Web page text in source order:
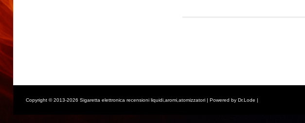
Copyright © 2013-2026 Sigaretta elettronica recensioni liquidi,aromi,atomizzatori | Powered by Dr.Lode |